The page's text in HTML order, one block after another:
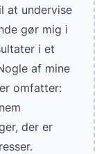
at undervise
gør mig i
i et
af mine
omfatter:
der er